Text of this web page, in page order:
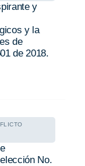
y
y la
de
de 2018.
No.